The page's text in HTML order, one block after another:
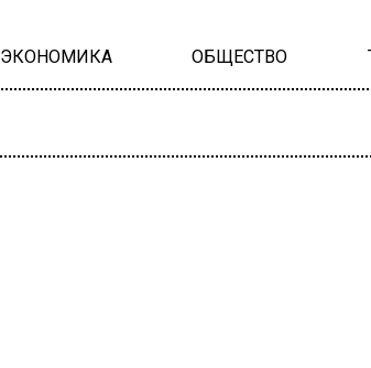
ЭКОНОМИКА ОБЩЕСТВО